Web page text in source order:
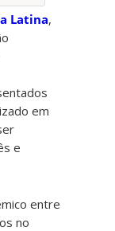
Latina,
em
e
entre
no